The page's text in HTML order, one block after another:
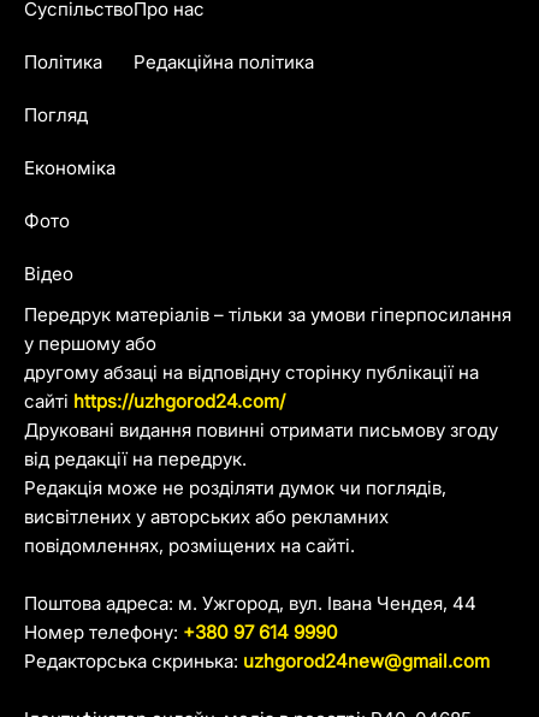
Передрук матеріалів – тільки за умови гіперпосилання
у першому або
другому абзаці на відповідну сторінку публікації на
сайті https://uzhgorod24.com/
Друковані видання повинні отримати письмову згоду
від редакції на передрук.
Редакція може не розділяти думок чи поглядів,
висвітлених у авторських або рекламних
повідомленнях, розміщених на сайті.
Поштова адреса: м. Ужгород, вул. Івана Чендея, 44
Номер телефону: +380 97 614 9990
Редакторська скринька: uzhgorod24new@gmail.com
Суспільство
Політика
Погляд
Економіка
Фото
Відео
Про нас
Редакційна політика